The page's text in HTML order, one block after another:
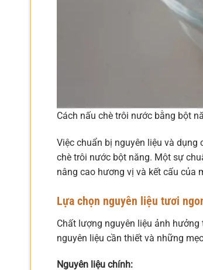
Cách nấu chè trôi nước bằng bột
Việc chuẩn bị nguyên liệu và
chè trôi nước bột năng. Một sự
nâng cao hương vị và kết cấu của
Lựa chọn nguyên liệu tươi
Chất lượng nguyên liệu ảnh
nguyên liệu cần thiết và những
Nguyên liệu chính: